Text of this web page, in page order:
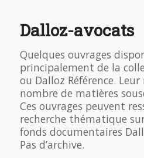
Dalloz-avocats
Quelques ouvrages
principalement de la
ou Dalloz Référence.
nombre de matières
Ces ouvrages peuvent
recherche thématique
fonds documentaires
Pas d’archive.